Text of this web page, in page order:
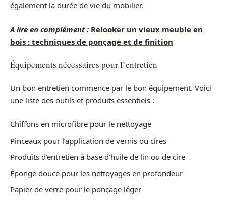
également la durée de vie du mobilier.
A lire en complément : Relooker un vieux meuble en
bois : techniques de ponçage et de finition
Équipements nécessaires pour l’entretien
Un bon entretien commence par le bon équipement. Voici
une liste des outils et produits essentiels :
Chiffons en microfibre pour le nettoyage
Pinceaux pour l’application de vernis ou cires
Produits d’entretien à base d’huile de lin ou de cire
Éponge douce pour les nettoyages en profondeur
Papier de verre pour le ponçage léger